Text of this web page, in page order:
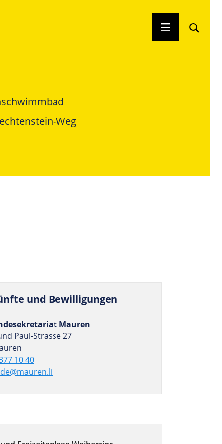
Weg
und Bewilligungen
Mauren
Paul-Strasse 27
10 40